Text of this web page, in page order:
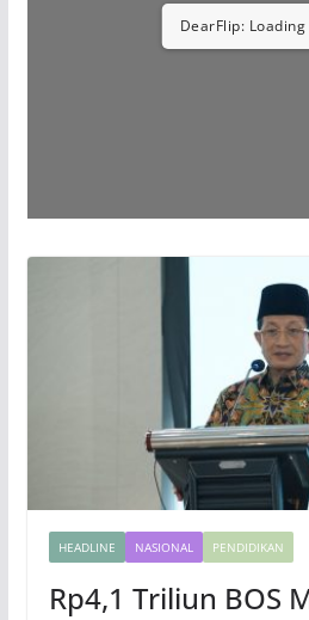
DearFlip: Loading
HEADLINE NASIONAL PENDIDIKAN
Rp4,1 Triliun BOS